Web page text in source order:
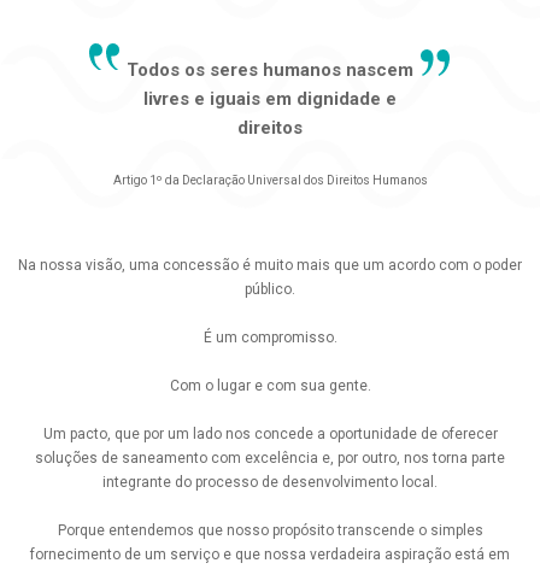
Todos os seres humanos nascem
livres e iguais em dignidade e
direitos
Artigo 1º da Declaração Universal dos Direitos Humanos
Na nossa visão, uma concessão é muito mais que um acordo com o poder
público.
É um compromisso.
Com o lugar e com sua gente.
Um pacto, que por um lado nos concede a oportunidade de oferecer
soluções de saneamento com excelência e, por outro, nos torna parte
integrante do processo de desenvolvimento local.
Porque entendemos que nosso propósito transcende o simples
fornecimento de um serviço e que nossa verdadeira aspiração está em